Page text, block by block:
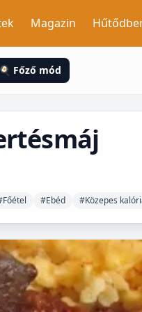
Magazin
🍳 Főző mód
#Ebéd #Közepes